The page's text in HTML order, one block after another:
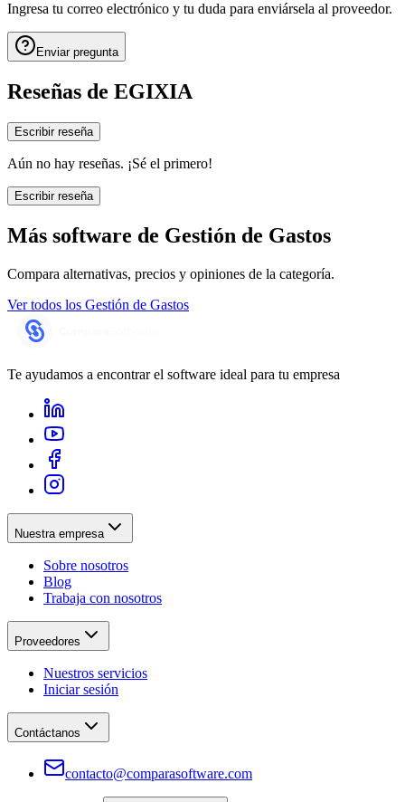
Ingresa tu correo electrónico y tu duda para enviársela al proveedor.
Enviar pregunta
Reseñas de EGIXIA
Escribir reseña
Aún no hay reseñas. ¡Sé el primero!
Escribir reseña
Más software de Gestión de Gastos
Compara alternativas, precios y opiniones de la categoría.
Ver todos los Gestión de Gastos
Te ayudamos a encontrar el software ideal para tu empresa
Nuestra empresa
Sobre nosotros
Blog
Trabaja con nosotros
Proveedores
Nuestros servicios
Iniciar sesión
Contáctanos
contacto@comparasoftware.com